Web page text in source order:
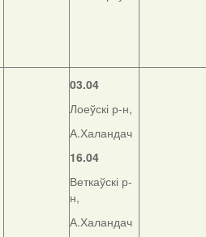
03.04
Лоеўскі р-н,
А.Халандач
16.04
Веткаўскі р-
н,
А.Халандач